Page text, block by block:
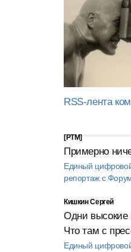
RSS-лента
[PTM]
Примерно
Единый
репортаж с
Кишкин Сергей
Одни высокие
Что там с
Единый